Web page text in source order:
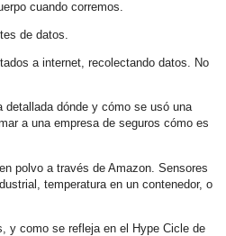
cuando corremos.
de datos.
a internet, recolectando datos. No
detallada dónde y cómo se usó una
a una empresa de seguros cómo es
polvo a través de Amazon. Sensores
temperatura en un contenedor, o
y como se refleja en el Hype Cicle de